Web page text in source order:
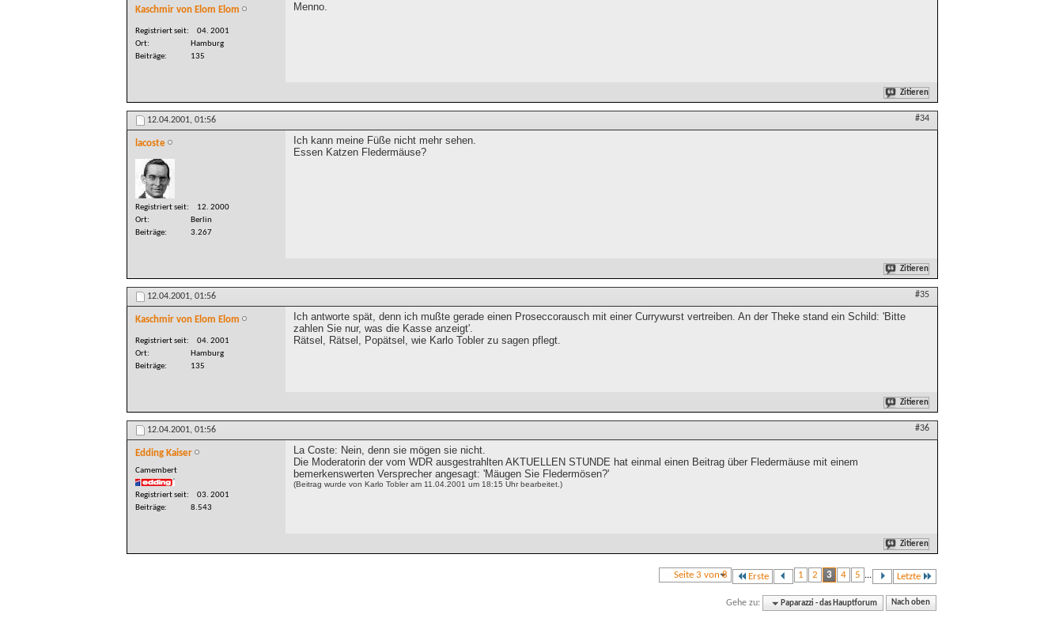
Kaschmir von Elom Elom
Registriert seit
04. 2001
Ort
Hamburg
Beiträge
135
Menno.
Zitieren
12.04.2001, 01:56 #34
lacoste
Registriert seit
12. 2000
Ort
Berlin
Beiträge
3.267
Ich kann meine Füße nicht mehr sehen.
Essen Katzen Fledermäuse?
Zitieren
12.04.2001, 01:56 #35
Kaschmir von Elom Elom
Registriert seit
04. 2001
Ort
Hamburg
Beiträge
135
Ich antworte spät, denn ich mußte gerade einen Proseccorausch mit einer Currywurst vertreiben. An der Theke stand ein Schild: 'Bitte
zahlen Sie nur, was die Kasse anzeigt'.
Rätsel, Rätsel, Popätsel, wie Karlo Tobler zu sagen pflegt.
Zitieren
12.04.2001, 01:56 #36
Edding Kaiser
Camembert
Registriert seit
03. 2001
Beiträge
8.543
La Coste: Nein, denn sie mögen sie nicht.
Die Moderatorin der vom WDR ausgestrahlten AKTUELLEN STUNDE hat einmal einen Beitrag über Fledermäuse mit einem
bemerkenswerten Versprecher angesagt: 'Mäugen Sie Fledermösen?'
(Beitrag wurde von Karlo Tobler am 11.04.2001 um 18:15 Uhr bearbeitet.)
Zitieren
Seite 3 von 8 Erste 1 2 3 4 5 ... Letzte
Gehe zu: Paparazzi - das Hauptforum Nach oben